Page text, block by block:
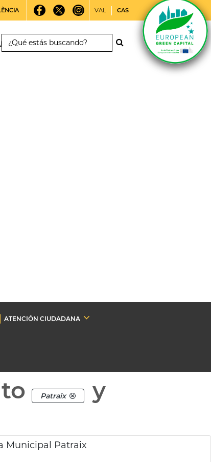
VAL CAS
ATENCIÓN CIUDADANA
Patraix
y
Municipal Patraix